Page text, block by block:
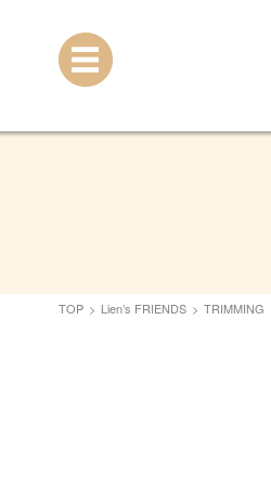
TOP > Lien’s FRIENDS > TRIMMING